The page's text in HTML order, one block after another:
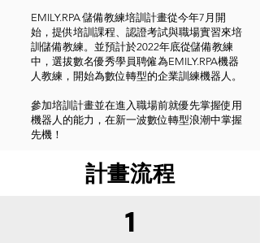
EMILY.RPA 儲備教練培訓計畫從今年7月開
始，提供培訓課程、認證考試與職場實習來培
訓儲備教練。並預計於2022年底從儲備教練
中，選拔數名優秀學員聘僱為EMILY.RPA機器
人教練，開始為數位轉型的企業訓練機器人。
參加培訓計畫並在進入職場前就優先掌握使用
機器人的能力，在新一波數位轉型浪潮中掌握
先機！
計畫流程
1